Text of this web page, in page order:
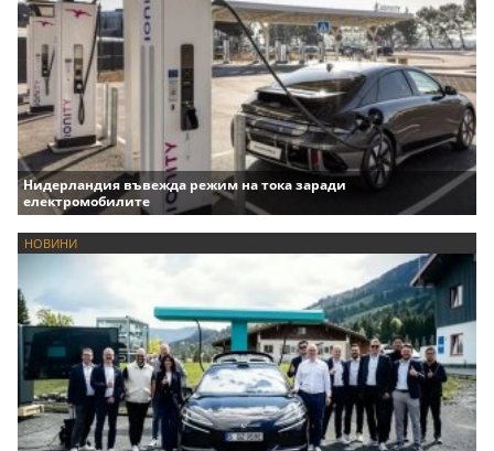
Нидерландия въвежда режим на тока заради
електромобилите
НОВИНИ